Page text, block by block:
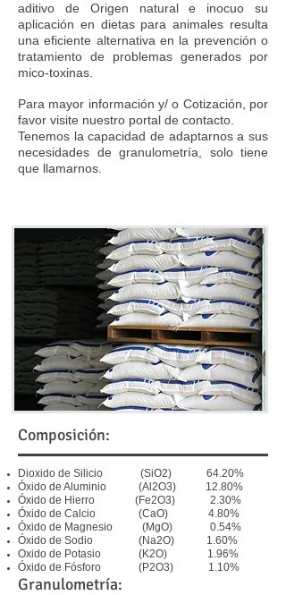
aditivo de Origen natural e inocuo su
aplicación en dietas para animales resulta
una eficiente alternativa en la prevención o
tratamiento de problemas generados por
mico-toxinas.
Para mayor información y/ o Cotización, por
favor visite nuestro portal de contacto.
Tenemos la capacidad de adaptarnos a sus
necesidades de granulometría, solo tiene
que llamarnos.
Composición:
Dioxido de Silicio (SiO2) 64.20%
Óxido de Aluminio (Al2O3) 12.80%
Óxido de Hierro (Fe2O3) 2.30%
Óxido de Calcio (CaO) 4.80%
Óxido de Magnesio (MgO) 0.54%
Óxido de Sodio (Na2O) 1.60%
Oxido de Potasio (K2O) 1.96%
Óxido de Fósforo (P2O3) 1.10%
Granulometría: